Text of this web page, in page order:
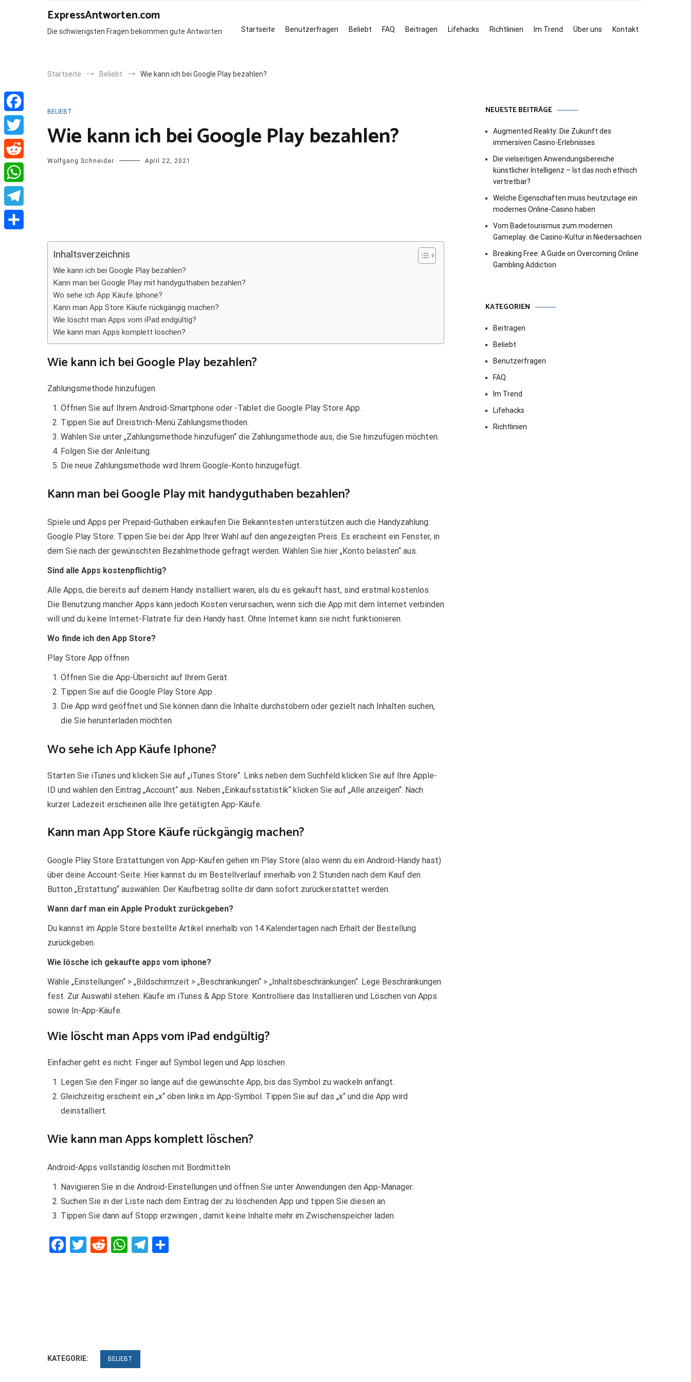
ExpressAntworten.com
Die schwierigsten Fragen bekommen gute Antworten Startseite Benutzerfragen Beliebt FAQ Beitragen Lifehacks Richtlinien Im Trend Über uns Kontakt
Startseite Beliebt Wie kann ich bei Google Play bezahlen?
BELIEBT
Wie kann ich bei Google Play bezahlen?
Wolfgang Schneider April 22, 2021
Inhaltsverzeichnis
Wie kann ich bei Google Play bezahlen?
Kann man bei Google Play mit handyguthaben bezahlen?
Wo sehe ich App Käufe Iphone?
Kann man App Store Käufe rückgängig machen?
Wie löscht man Apps vom iPad endgültig?
Wie kann man Apps komplett löschen?
Wie kann ich bei Google Play bezahlen?
Zahlungsmethode hinzufügen
Öffnen Sie auf Ihrem Android-Smartphone oder -Tablet die Google Play Store App .
Tippen Sie auf Dreistrich-Menü Zahlungsmethoden.
Wählen Sie unter „Zahlungsmethode hinzufügen“ die Zahlungsmethode aus, die Sie hinzufügen möchten.
Folgen Sie der Anleitung.
Die neue Zahlungsmethode wird Ihrem Google-Konto hinzugefügt.
Kann man bei Google Play mit handyguthaben bezahlen?
Spiele und Apps per Prepaid-Guthaben einkaufen Die Bekanntesten unterstützen auch die Handyzahlung:
Google Play Store: Tippen Sie bei der App Ihrer Wahl auf den angezeigten Preis. Es erscheint ein Fenster, in
dem Sie nach der gewünschten Bezahlmethode gefragt werden. Wählen Sie hier „Konto belasten“ aus.
Sind alle Apps kostenpflichtig?
Alle Apps, die bereits auf deinem Handy installiert waren, als du es gekauft hast, sind erstmal kostenlos.
Die Benutzung mancher Apps kann jedoch Kosten verursachen, wenn sich die App mit dem Internet verbinden
will und du keine Internet-Flatrate für dein Handy hast. Ohne Internet kann sie nicht funktionieren.
Wo finde ich den App Store?
Play Store App öffnen
Öffnen Sie die App-Übersicht auf Ihrem Gerät.
Tippen Sie auf die Google Play Store App .
Die App wird geöffnet und Sie können dann die Inhalte durchstöbern oder gezielt nach Inhalten suchen,
die Sie herunterladen möchten.
Wo sehe ich App Käufe Iphone?
Starten Sie iTunes und klicken Sie auf „iTunes Store“. Links neben dem Suchfeld klicken Sie auf Ihre Apple-
ID und wählen den Eintrag „Account“ aus. Neben „Einkaufsstatistik“ klicken Sie auf „Alle anzeigen“. Nach
kurzer Ladezeit erscheinen alle Ihre getätigten App-Käufe.
Kann man App Store Käufe rückgängig machen?
Google Play Store Erstattungen von App-Käufen gehen im Play Store (also wenn du ein Android-Handy hast)
über deine Account-Seite. Hier kannst du im Bestellverlauf innerhalb von 2 Stunden nach dem Kauf den
Button „Erstattung“ auswählen. Der Kaufbetrag sollte dir dann sofort zurückerstattet werden.
Wann darf man ein Apple Produkt zurückgeben?
Du kannst im Apple Store bestellte Artikel innerhalb von 14 Kalendertagen nach Erhalt der Bestellung
zurückgeben.
Wie lösche ich gekaufte apps vom iphone?
Wähle „Einstellungen“ > „Bildschirmzeit > „Beschränkungen“ > „Inhaltsbeschränkungen“. Lege Beschränkungen
fest. Zur Auswahl stehen: Käufe im iTunes & App Store: Kontrolliere das Installieren und Löschen von Apps
sowie In-App-Käufe.
Wie löscht man Apps vom iPad endgültig?
Einfacher geht es nicht: Finger auf Symbol legen und App löschen
Legen Sie den Finger so lange auf die gewünschte App, bis das Symbol zu wackeln anfängt.
Gleichzeitig erscheint ein „x“ oben links im App-Symbol. Tippen Sie auf das „x“ und die App wird
deinstalliert.
Wie kann man Apps komplett löschen?
Android-Apps vollständig löschen mit Bordmitteln
Navigieren Sie in die Android-Einstellungen und öffnen Sie unter Anwendungen den App-Manager.
Suchen Sie in der Liste nach dem Eintrag der zu löschenden App und tippen Sie diesen an.
Tippen Sie dann auf Stopp erzwingen , damit keine Inhalte mehr im Zwischenspeicher laden.
Facebook
Twitter
RedditWhatsApp
Telegram
KATEGORIE: BELIEBT
NEUESTE BEITRÄGE
Augmented Reality: Die Zukunft des
immersiven Casino-Erlebnisses
Die vielseitigen Anwendungsbereiche
künstlicher Intelligenz – Ist das noch ethisch
vertretbar?
Welche Eigenschaften muss heutzutage ein
modernes Online-Casino haben
Vom Badetourismus zum modernen
Gameplay: die Casino-Kultur in Niedersachsen
Breaking Free: A Guide on Overcoming Online
Gambling Addiction
KATEGORIEN
Beitragen
Beliebt
Benutzerfragen
FAQ
Im Trend
Lifehacks
Richtlinien
Facebook
Twitter
Reddit
WhatsApp
Telegram